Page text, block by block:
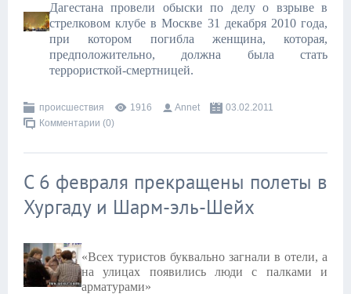
Дагестана провели обыски по делу о взрыве в
стрелковом клубе в Москве 31 декабря 2010 года,
при котором погибла женщина, которая,
предположительно, должна была стать
террористкой-смертницей.
происшествия 1916 Annet
03.02.2011
Комментарии (0)
С 6 февраля прекращены полеты в
Хургаду и Шарм-эль-Шейх
«Всех туристов буквально загнали в отели, а
на улицах появились люди с палками и
арматурами»